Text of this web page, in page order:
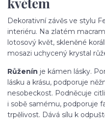
Dekorativní závěs ve stylu
interiéru. Na zlatém
lotosový květ, skleněné
mosazi uchycený krystal
Růženín je kámen lásky.
lásku a krásu, podporuje
nesobeckost. Podněcuje
i sobě samému, podporuje
trpělivost. Dává sílu k